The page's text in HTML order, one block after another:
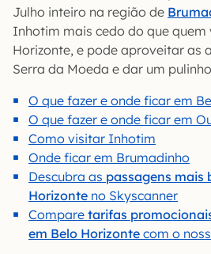
Julho inteiro na região de
Inhotim mais cedo do que quem
Horizonte, e pode aproveitar as
Serra da Moeda e dar um
O que fazer e onde ficar em
O que fazer e onde ficar em
Como visitar Inhotim
Onde ficar em Brumadinho
Descubra as passagens mais
Horizonte no Skyscanner
Compare tarifas
em Belo Horizonte com o